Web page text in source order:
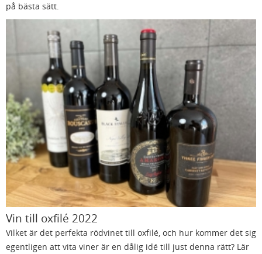
på bästa sätt.
Vin till oxfilé 2022
Vilket är det perfekta rödvinet till oxfilé, och hur kommer det sig
egentligen att vita viner är en dålig idé till just denna rätt? Lär